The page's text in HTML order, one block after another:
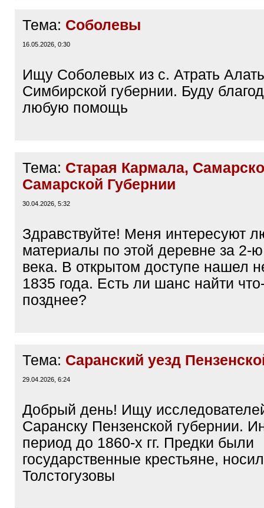
Тема: Соболевы
16.05.2026, 0:30
Ищу Соболевых из с. Атрать
Симбирской губернии. Буду
любую помощь
Тема: Старая Кармала,
Самарской Губернии
30.04.2026, 5:32
Здравствуйте! Меня интересуют
материалы по этой деревне за 2-
века. В открытом доступе нашел
1835 года. Есть ли шанс найти
позднее?
Тема: Саранский уезд
29.04.2026, 6:24
Добрый день! Ищу
Саранску Пензенской губернии.
период до 1860-х гг. Предки были
государственные крестьяне,
Толстогузовы